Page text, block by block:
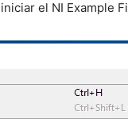
el NI Example